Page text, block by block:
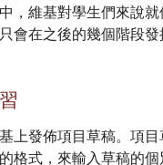
，維基對學生們來說
會在之後的幾個階段發
上發佈項目草稿。項
格式，來輸入草稿的個